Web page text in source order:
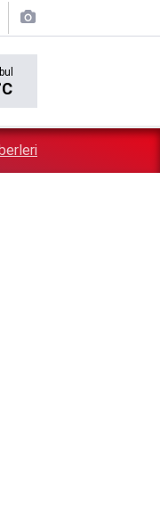
kazandıkları il, CHP'de